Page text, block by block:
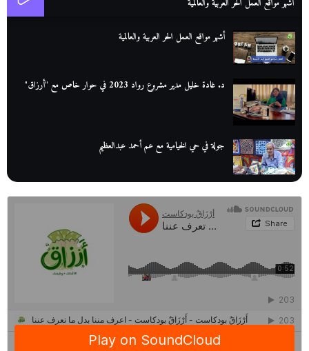
أشهر مواقع العمل الحر العربية والعالمية
د. غادة خليل مدير مشروع رواد 2023 في حوار خاص مع "أرزاق"
جولة في حي الخيامية مع عم أحمد عبدالعظيم
عم عوض| قصة كفاح بائع كتب تبدأ بالأُمية
أقدم مطحن بن في مصر| يكشف لنا أسرار صناعة البن
حصاد 2022 لمشروع "رواد 2030″